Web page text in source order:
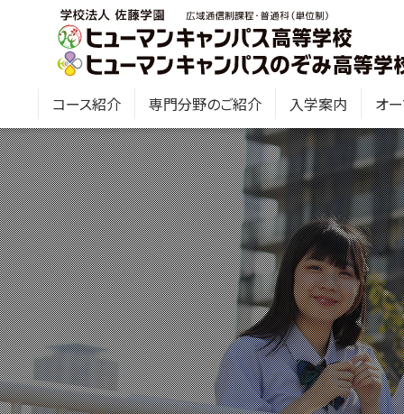
コース紹介 専門分野のご紹介 入学案内 オ